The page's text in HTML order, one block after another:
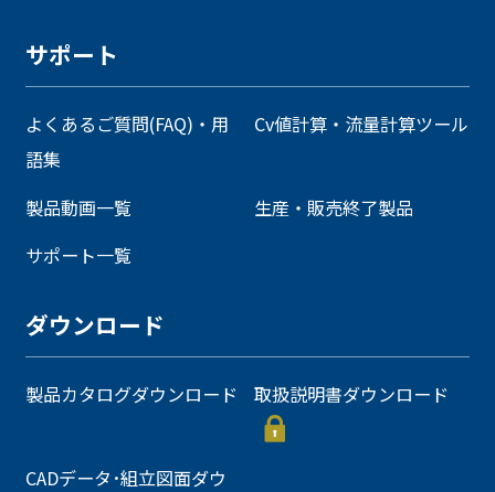
サポート
よくあるご質問(FAQ)・用
語集
Cv値計算・流量計算ツール
製品動画一覧
生産・販売終了製品
サポート一覧
ダウンロード
製品カタログダウンロード 取扱説明書ダウンロード
CADデータ･組立図面ダウ